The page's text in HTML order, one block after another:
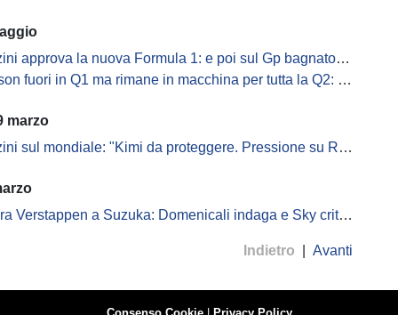
la nuova Formula 1: e poi sul Gp bagnato di domani aperto tutto
fuori in Q1 ma rimane in macchina per tutta la Q2: perché?
marzo
mondiale: "Kimi da proteggere. Pressione su Russell, ma a Leclerc rode..."
a Suzuka: Domenicali indaga e Sky critica i giornalisti
Indietro |Avanti